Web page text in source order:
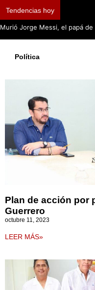
Tendencias hoy
Política
Plan de acción por
Guerrero
octubre 11, 2023
LEER MÁS»